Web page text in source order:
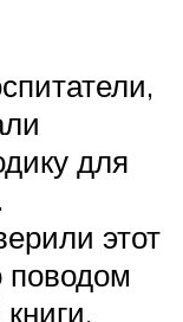
для
этот
поводом